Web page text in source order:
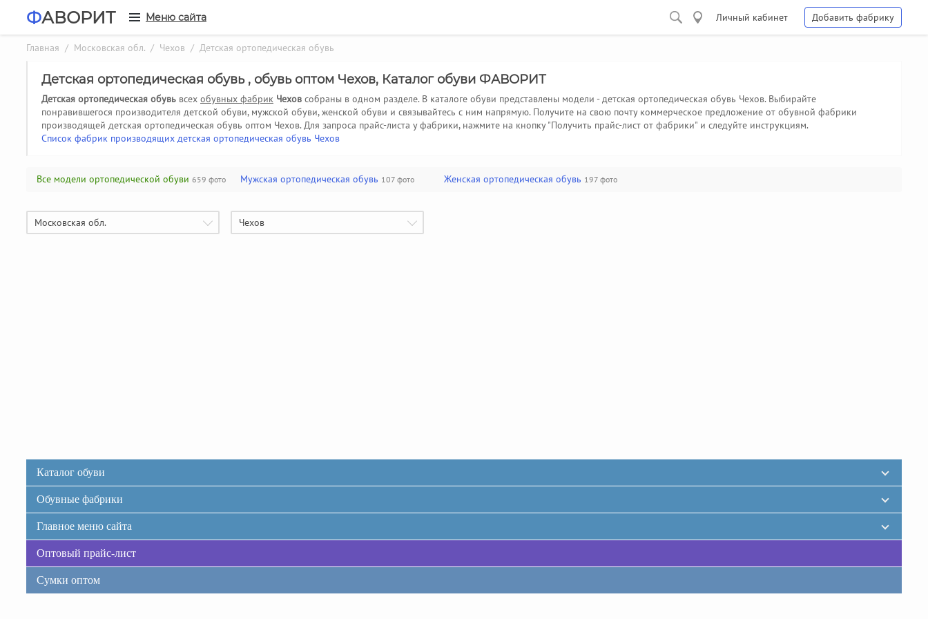
ФАВОРИТ Меню сайта Личный кабинет Добавить фабрику
Главная / Московская обл. / Чехов / Детская ортопедическая обувь
Детская ортопедическая обувь , обувь оптом Чехов, Каталог обуви ФАВОРИТ
Детская ортопедическая обувь всех обувных фабрик Чехов собраны в одном разделе. В каталоге обуви представлены модели - детская ортопедическая обувь Чехов. Выбирайте
понравившегося производителя детской обуви, мужской обуви, женской обуви и связывайтесь с ним напрямую. Получите на свою почту коммерческое предложение от обувной фабрики
производящей детская ортопедическая обувь оптом Чехов. Для запроса прайс-листа у фабрики, нажмите на кнопку "Получить прайс-лист от фабрики" и следуйте инструкциям.
Список фабрик производящих детская ортопедическая обувь Чехов
Все модели ортопедической обуви 659 фото Мужская ортопедическая обувь 107 фото Женская ортопедическая обувь 197 фото
Московская обл. Чехов
Каталог обуви
Обувные фабрики
Главное меню сайта
Оптовый прайс-лист
Сумки оптом